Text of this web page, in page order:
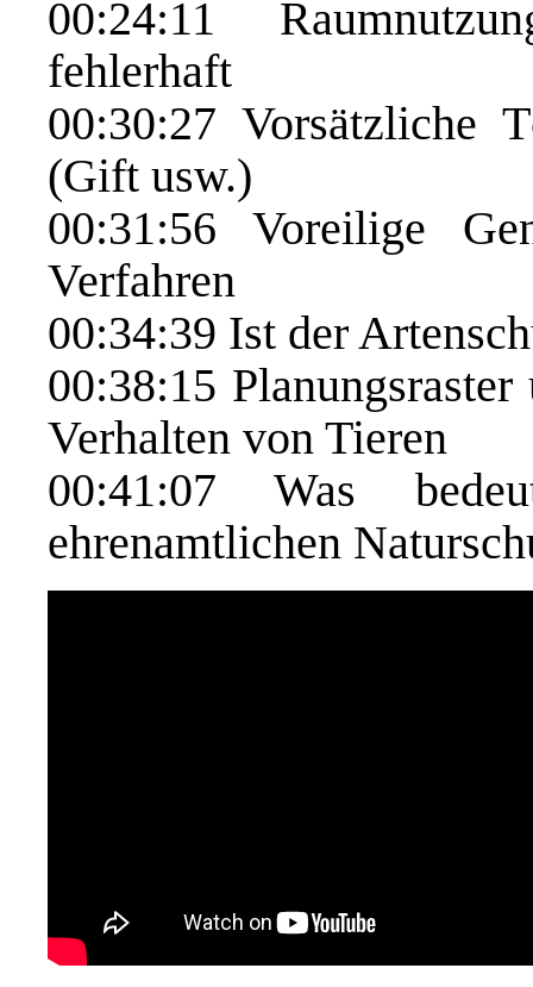
00:24:11
fehlerhaft
00:30:27 Vorsätzliche
(Gift usw.)
00:31:56 Voreilige
Verfahren
00:34:39 Ist der
00:38:15
Verhalten von Tieren
00:41:07 Was
ehrenamtlichen